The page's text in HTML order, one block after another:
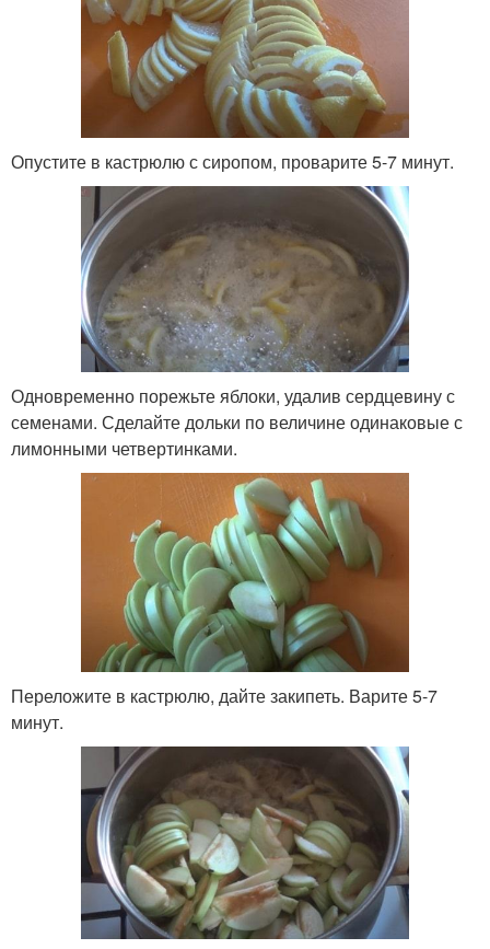
Опустите в кастрюлю с сиропом, проварите 5-7 минут.
Одновременно порежьте яблоки, удалив сердцевину с
семенами. Сделайте дольки по величине одинаковые с
лимонными четвертинками.
Переложите в кастрюлю, дайте закипеть. Варите 5-7
минут.